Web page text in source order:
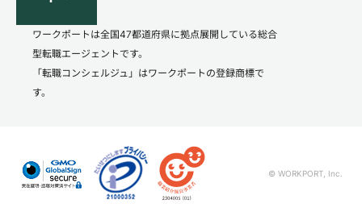
ワークポートは全国47都道府県に拠点展開している総合
型転職エージェントです。
「転職コンシェルジュ」はワークポートの登録商標で
す。
© WORKPORT, Inc.